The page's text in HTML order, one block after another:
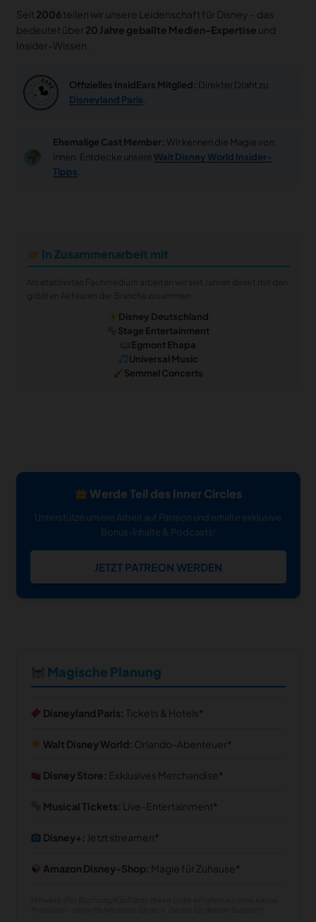
Seit 2006teilen wir unsere Leidenschaft für Disney – das
bedeutet über 20 Jahre geballte Medien-Expertise und
Insider-Wissen.
Offizielles InsidEars Mitglied: Direkter Draht zu
Disneyland Paris
Ehemalige Cast Member: Wir kennen die Magie von
innen. Entdecke unsere Walt Disney World Insider-
Tipps
In Zusammenarbeit mit
Disney Deutschland
Stage Entertainment
Egmont Ehapa
Universal Music
Semmel Concerts
Werde Teil des Inner Circles
Unterstütze unsere Arbeit auf Patreon und erhalte exklusive
Bonus-Inhalte & Podcasts!
JETZT PATREON WERDEN
Magische Planung
Disneyland Paris: Tickets & Hotels
Walt Disney World: Orlando-Abenteuer
Disney Store: Exklusives Merchandise
Musical Tickets: Live-Entertainment
Disney+: Jetzt streamen
Amazon Disney-Shop: Magie für Zuhause